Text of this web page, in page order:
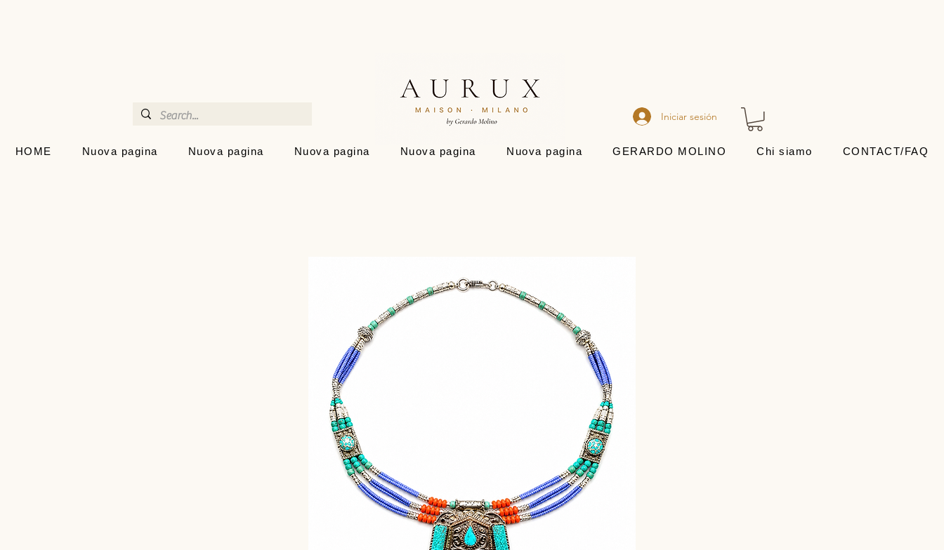
Iniciar sesión
HOME Nuova pagina Nuova pagina Nuova pagina Nuova pagina Nuova pagina GERARDO MOLINO Chi siamo CONTACT/FAQ